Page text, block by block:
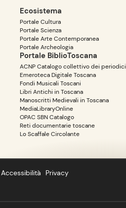
Ecosistema
Portale Cultura
Portale Scienza
Portale Arte Contemporanea
Portale Archeologia
Portale BiblioToscana
ACNP Catalogo collettivo dei periodici
Emeroteca Digitale Toscana
Fondi Musicali Toscani
Libri Antichi in Toscana
Manoscritti Medievali in Toscana
MediaLibraryOnline
OPAC SBN Catalogo
Reti documentarie toscane
Lo Scaffale Circolante
Accessibilità Privacy